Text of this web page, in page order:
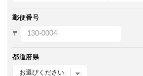
郵便番号
〒
都道府県